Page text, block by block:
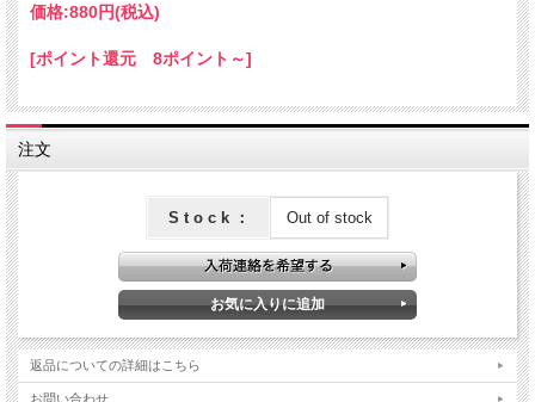
価格:880円(税込)
[ポイント還元 8ポイント～]
注文
S t o c k ： Out of stock
返品についての詳細はこちら
お問い合わせ